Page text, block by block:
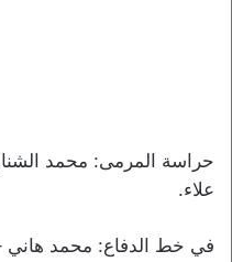
حراسة المرمى: محمد
علاء.
في خط الدفاع: محمد هاني